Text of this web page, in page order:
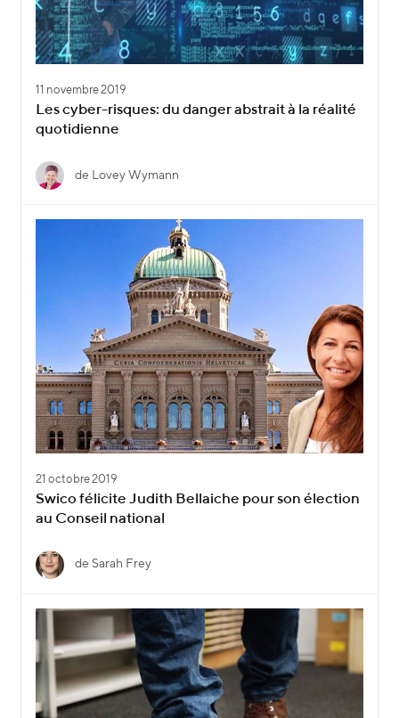
11 novembre 2019
Les cyber-risques: du danger abstrait à la réalité
quotidienne
de Lovey Wymann
21 octobre 2019
Swico félicite Judith Bellaiche pour son élection
au Conseil national
de Sarah Frey